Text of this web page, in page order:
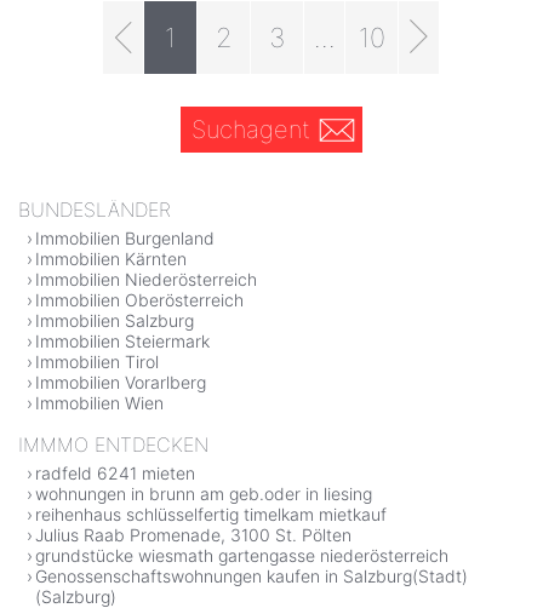
1 2 3 10
Suchagent
BUNDESLÄNDER
Immobilien Burgenland
Immobilien Kärnten
Immobilien Niederösterreich
Immobilien Oberösterreich
Immobilien Salzburg
Immobilien Steiermark
Immobilien Tirol
Immobilien Vorarlberg
Immobilien Wien
IMMMO ENTDECKEN
radfeld 6241 mieten
wohnungen in brunn am geb.oder in liesing
reihenhaus schlüsselfertig timelkam mietkauf
Julius Raab Promenade, 3100 St. Pölten
grundstücke wiesmath gartengasse niederösterreich
Genossenschaftswohnungen kaufen in Salzburg(Stadt)
(Salzburg)